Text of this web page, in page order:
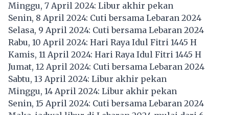
Minggu, 7 April 2024: Libur akhir pekan
Senin, 8 April 2024: Cuti bersama Lebaran 2024
Selasa, 9 April 2024: Cuti bersama Lebaran 2024
Rabu, 10 April 2024: Hari Raya Idul Fitri 1445 H
Kamis, 11 April 2024: Hari Raya Idul Fitri 1445 H
Jumat, 12 April 2024: Cuti bersama Lebaran 2024
Sabtu, 13 April 2024: Libur akhir pekan
Minggu, 14 April 2024: Libur akhir pekan
Senin, 15 April 2024: Cuti bersama Lebaran 2024